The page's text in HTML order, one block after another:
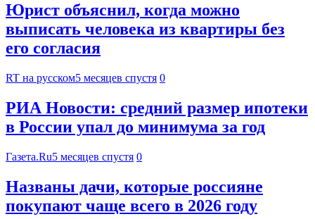
Юрист объяснил, когда можно
выписать человека из квартиры без
его согласия
RT на русском5 месяцев спустя 0
РИА Новости: средний размер ипотеки
в России упал до минимума за год
Газета.Ru5 месяцев спустя 0
Названы дачи, которые россияне
покупают чаще всего в 2026 году